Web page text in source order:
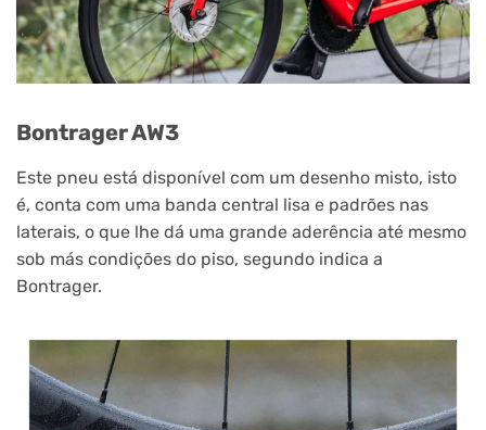
Bontrager AW3
Este pneu está disponível com um desenho misto, isto
é, conta com uma banda central lisa e padrões nas
laterais, o que lhe dá uma grande aderência até mesmo
sob más condições do piso, segundo indica a
Bontrager.